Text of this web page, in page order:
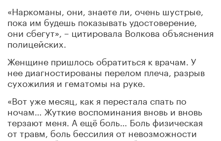
«Наркоманы, они, знаете ли, очень шустрые,
пока им будешь показывать удостоверение,
они сбегут», – цитировала Волкова объяснения
полицейских.
Женщине пришлось обратиться к врачам. У
нее диагностированы перелом плеча, разрыв
сухожилия и гематомы на руке.
«Вот уже месяц, как я перестала спать по
ночам… Жуткие воспоминания вновь и вновь
терзают меня. А ещё боль… Боль физическая
от травм, боль бессилия от невозможности